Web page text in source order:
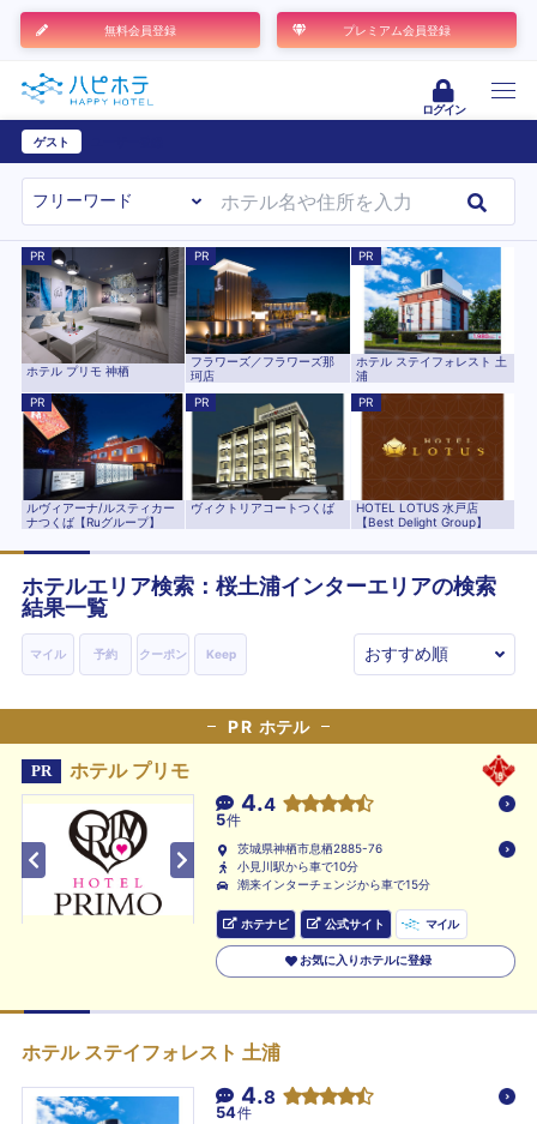
無料会員登録 プレミアム会員登録
ログイン
ゲスト
PR
ホテル プリモ 神栖
PR
フラワーズ／フラワーズ那
珂店
PR
ホテル ステイフォレスト 土
浦
PR
ルヴィアーナ/ルスティカー
ナつくば【Ruグループ】
PR
ヴィクトリアコートつくば
PR
HOTEL LOTUS 水戸店
【Best Delight Group】
ホテルエリア検索：桜土浦インターエリアの検索
結果一覧
マイル 予約 クーポン Keep
PR ホテル
PR ホテル プリモ
4.4
5件
茨城県神栖市息栖2885-76
小見川駅から車で10分
潮来インターチェンジから車で15分
ホテナビ 公式サイト マイル
お気に入りホテルに登録
ホテル ステイフォレスト 土浦
4.8
54件